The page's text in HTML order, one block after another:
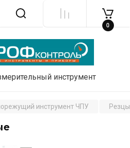
инструмент
0
инструмент ЧПУ